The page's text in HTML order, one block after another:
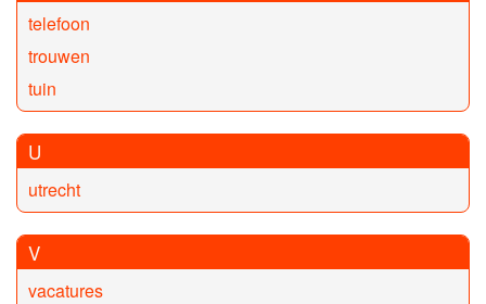
telefoon
trouwen
tuin
U
utrecht
V
vacatures